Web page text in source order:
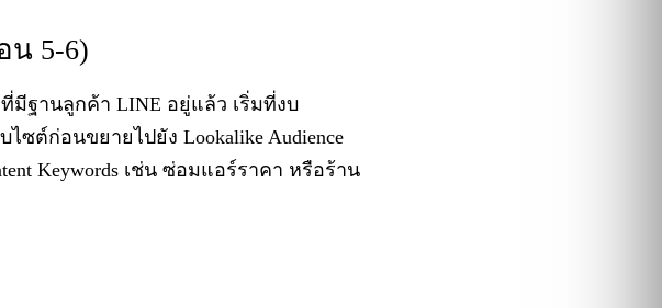
น 5-6)
มีฐานลูกค้า LINE อยู่แล้ว เริ่มที่งบ
ไซต์ก่อนขยายไปยัง Lookalike Audience
Keywords เช่น ซ่อมแอร์ราคา หรือร้าน